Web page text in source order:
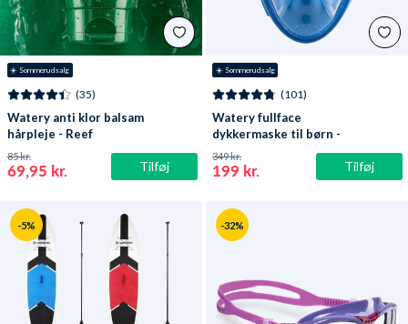
☀️ Sommerudsalg
Tilføj
(35)
Watery anti klor balsam
hårpleje - Reef
69,95 kr.
85 kr.
☀️ Sommerudsalg
Tilføj
(101)
Watery fullface
dykkermaske til børn -
Oxygen - Atlantic Blue
199 kr.
349 kr.
-5% -32%